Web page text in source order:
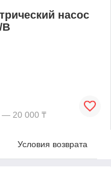
насос
В
— 20 000 ₸
Условия возврата